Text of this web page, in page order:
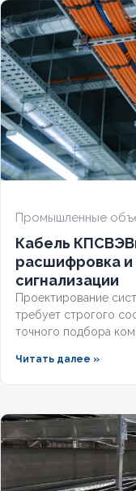
Промышленные
Кабель
расшифровка
сигнализации
Проектирование
требует строгого
точного подбора
задымлении или
марку под
Читать далее »